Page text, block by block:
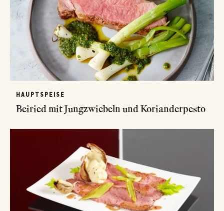
HAUPTSPEISE
Beiried mit Jungzwiebeln und Korianderpesto